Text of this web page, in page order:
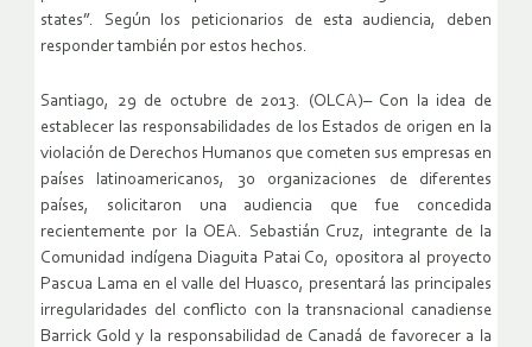
states”. Según los peticionarios de esta audiencia, deben
responder también por estos hechos.
Santiago, 29 de octubre de 2013. (OLCA)– Con la idea de
establecer las responsabilidades de los Estados de origen en la
violación de Derechos Humanos que cometen sus empresas en
países latinoamericanos, 30 organizaciones de diferentes
países, solicitaron una audiencia que fue concedida
recientemente por la OEA. Sebastián Cruz, integrante de la
Comunidad indígena Diaguita Patai Co, opositora al proyecto
Pascua Lama en el valle del Huasco, presentará las principales
irregularidades del conflicto con la transnacional canadiense
Barrick Gold y la responsabilidad de Canadá de favorecer a la